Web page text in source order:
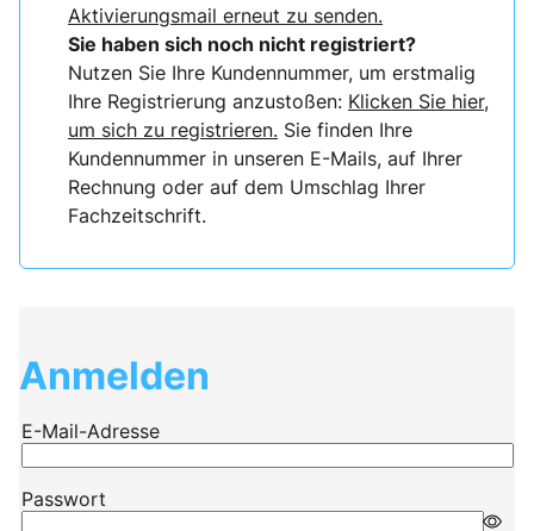
Aktivierungsmail erneut zu senden.
Sie haben sich noch nicht registriert?
Nutzen Sie Ihre Kundennummer, um erstmalig
Ihre Registrierung anzustoßen: Klicken Sie hier,
um sich zu registrieren. Sie finden Ihre
Kundennummer in unseren E-Mails, auf Ihrer
Rechnung oder auf dem Umschlag Ihrer
Fachzeitschrift.
Anmelden